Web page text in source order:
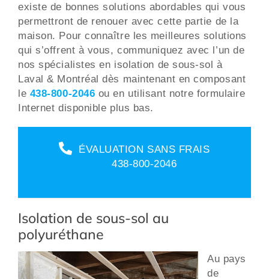
existe de bonnes solutions abordables qui vous
permettront de renouer avec cette partie de la
maison. Pour connaître les meilleures solutions
qui s’offrent à vous, communiquez avec l’un de
nos spécialistes en isolation de sous-sol à
Laval & Montréal dès maintenant en composant
le 438-800-2046 ou en utilisant notre formulaire
Internet disponible plus bas.
ÉVALUATION SANS FRAIS
438-800-2046
Isolation de sous-sol au
polyuréthane
Au pays
de